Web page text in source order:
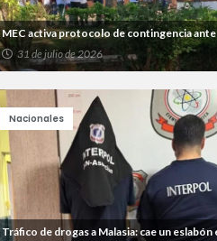
MEC activa protocolo de contingencia
31 de julio de 2026
Tráfico de drogas a Malasia: cae un eslabón
Nacionales